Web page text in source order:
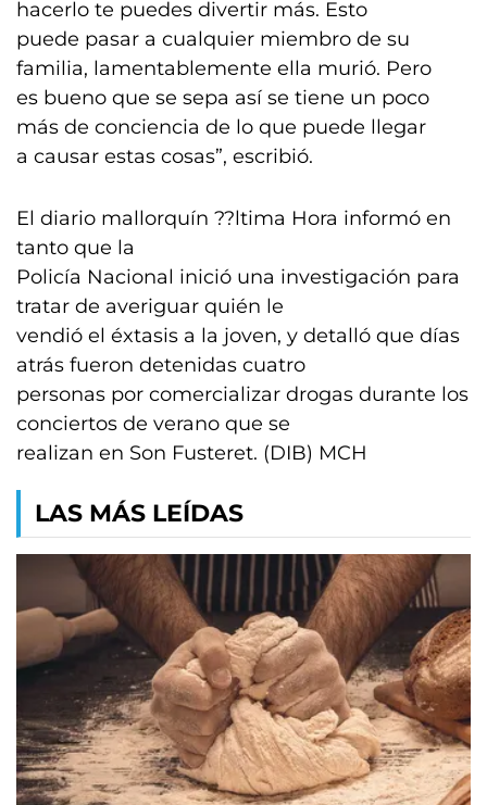
hacerlo te puedes divertir más. Esto
puede pasar a cualquier miembro de su
familia, lamentablemente ella murió. Pero
es bueno que se sepa así se tiene un poco
más de conciencia de lo que puede llegar
a causar estas cosas”, escribió.
El diario mallorquín ??ltima Hora informó en
tanto que la
Policía Nacional inició una investigación para
tratar de averiguar quién le
vendió el éxtasis a la joven, y detalló que días
atrás fueron detenidas cuatro
personas por comercializar drogas durante los
conciertos de verano que se
realizan en Son Fusteret. (DIB) MCH
LAS MÁS LEÍDAS